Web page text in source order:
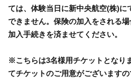
ては、体験当日に新中央航空(株)に
できません。保険の加入をされる
加入手続きを済ませてください。
※こちらは3名様用チケットとなり
てチケットのご用意がございます